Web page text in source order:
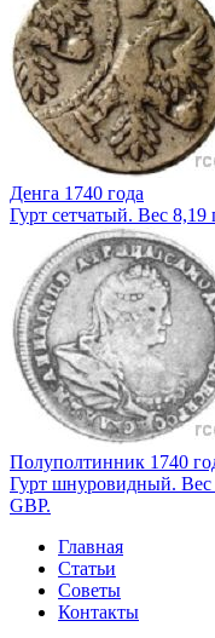
Денга 1740 года
Гурт сетчатый. Вес
Полуполтинник 1740
Гурт шнуровидный. Вес
GBP.
Главная
Статьи
Советы
Контакты